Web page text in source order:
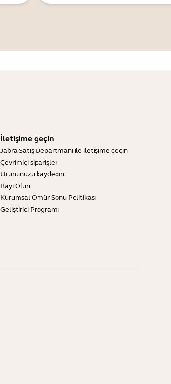
İletişime geçin
Jabra Satış Departmanı ile iletişime geçin
Çevrimiçi siparişler
Ürününüzü kaydedin
Bayi Olun
Kurumsal Ömür Sonu Politikası
Geliştirici Programı